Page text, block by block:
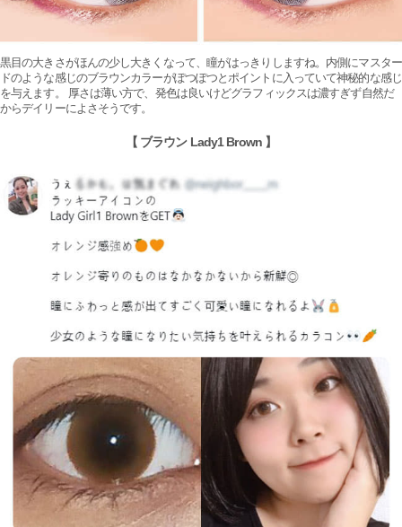
黒目の大きさがほんの少し大きくなって、瞳がはっきりしますね。内側にマスター
ドのような感じのブラウンカラーがぽつぽつとポイントに入っていて神秘的な感じ
を与えます。 厚さは薄い方で、発色は良いけどグラフィックスは濃すぎず自然だ
からデイリーによさそうです。
【 ブラウン Lady1 Brown 】